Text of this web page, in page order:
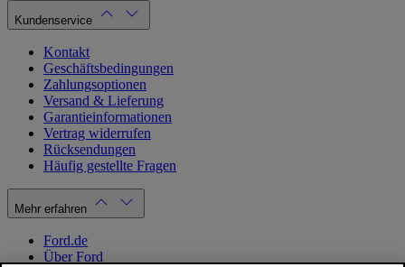
Kundenservice
Kontakt
Geschäftsbedingungen
Zahlungsoptionen
Versand & Lieferung
Garantieinformationen
Vertrag widerrufen
Rücksendungen
Häufig gestellte Fragen
Mehr erfahren
Ford.de
Über Ford